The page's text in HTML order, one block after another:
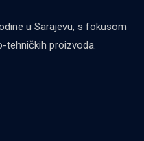
u Sarajevu, s fokusom
tehničkih proizvoda.